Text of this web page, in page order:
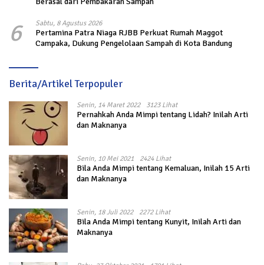
6 Sabtu, 8 Agustus 2026
Pertamina Patra Niaga RJBB Perkuat Rumah Maggot
Campaka, Dukung Pengelolaan Sampah di Kota Bandung
Berita/Artikel Terpopuler
Senin, 14 Maret 2022 3123 Lihat
Pernahkah Anda Mimpi tentang Lidah? Inilah Arti
dan Maknanya
Senin, 10 Mei 2021 2424 Lihat
Bila Anda Mimpi tentang Kemaluan, Inilah 15 Arti
dan Maknanya
Senin, 18 Juli 2022 2272 Lihat
Bila Anda Mimpi tentang Kunyit, Inilah Arti dan
Maknanya